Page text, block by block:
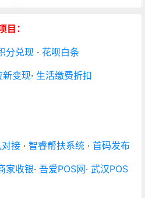
：
分兑现 · 花呗白条
新变现· 生活缴费折扣
接 · 智睿帮扶系统 · 首码发布
家收银· 吾爱POS网· 武汉POS